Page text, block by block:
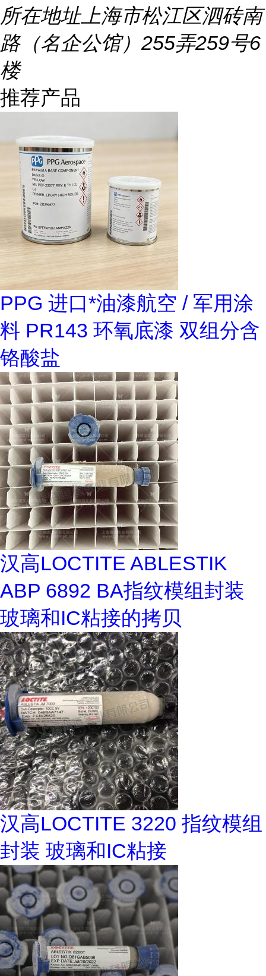
所在地址上海市松江区泗砖南
路（名企公馆）255弄259号6
楼
推荐产品
PPG 进口*油漆航空 / 军用涂
料 PR143 环氧底漆 双组分含
铬酸盐
汉高LOCTITE ABLESTIK
ABP 6892 BA指纹模组封装
玻璃和IC粘接的拷贝
汉高LOCTITE 3220 指纹模组
封装 玻璃和IC粘接